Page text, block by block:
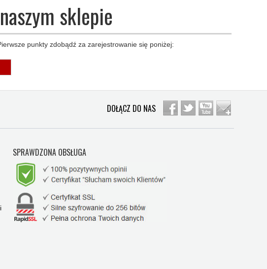
sklepie
punkty zdobądź za zarejestrowanie się poniżej:
DOŁĄCZ DO NAS
SPRAWDZONA OBSŁUGA